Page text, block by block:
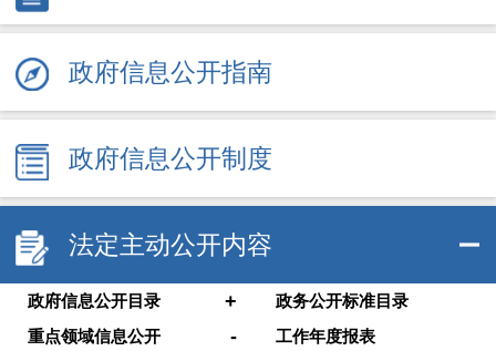
政府信息公开指南
政府信息公开制度
法定主动公开内容
政府信息公开目录 +
政务公开标准目录
重点领域信息公开
-
工作年度报表